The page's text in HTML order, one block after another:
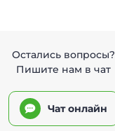
Остались вопросы?
Пишите нам в чат
Чат онлайн